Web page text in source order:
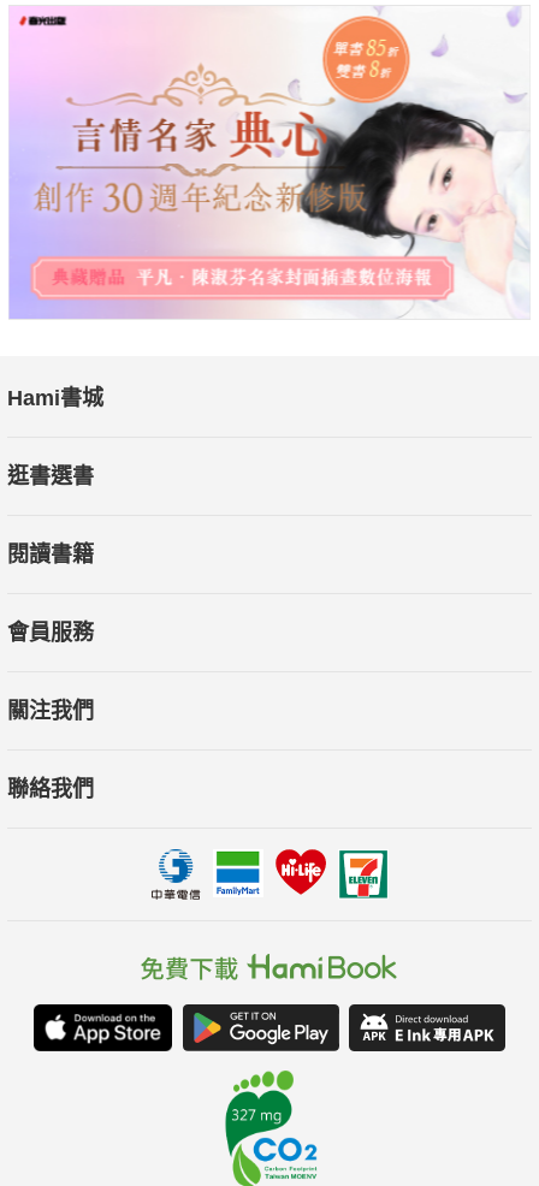
計、AR?VR技術在設計中的應用，以及互動設計與增長設計的區
別與融合。書中分析了人工智慧如何影響設計師的角色與工作模
式，並提供如何適應技術變革的建議。此外，針對職場環境的變
化，如遠端合作、跨文化設計合作，以及如何在市場競爭中保持
優勢，提供了具體的應對策略。
本書特色：本書是一部專為設計管理者與設計師打造的實用指
南，深入探討設計團隊管理、專業發展與行業趨勢等議題，直擊
設計領域常見挑戰，涵蓋從管理團隊、職能分工、溝通合作到設
者能夠建立系統性的設計思維，掌握管理與專業成長策略，提升
Hami書城
逛書選書
閱讀書籍
會員服務
關注我們
聯絡我們